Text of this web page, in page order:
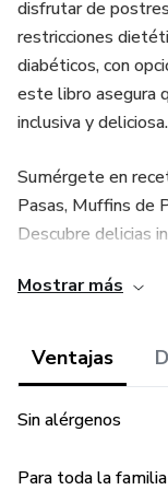
disfrutar de
restricciones
diabéticos, con
este libro asegura
inclusiva y deliciosa.
Sumérgete en
Pasas, Muffins de
Descubre delicias
festivos como el
de Frutas y la
su preparación y
Mostrar más
Ventajas
Sin alérgenos
Para toda la familia